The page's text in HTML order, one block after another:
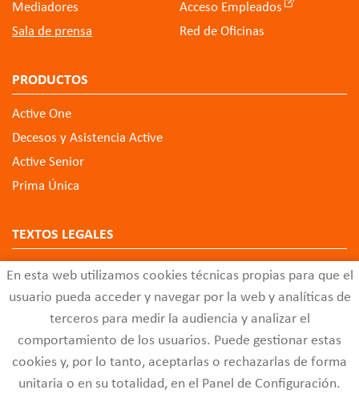
En esta web utilizamos cookies técnicas propias para que el
usuario pueda acceder y navegar por la web y analíticas de
terceros para medir la audiencia y analizar el
comportamiento de los usuarios. Puede gestionar estas
cookies y, por lo tanto, aceptarlas o rechazarlas de forma
unitaria o en su totalidad, en el Panel de Configuración.
Mediadores
Sala de prensa
Acceso Empleados
Red de Oficinas
PRODUCTOS
Active One
Decesos y Asistencia Active
Active Senior
Prima Única
TEXTOS LEGALES
Aviso Legal
Política de Privacidad de Datos
Política de Cookies
Configuración de Cookies
Código Ético
Buzón de Quejas y Sugerencias